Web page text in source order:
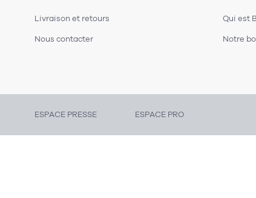
Livraison et retours
Nous contacter
Qui est
Notre
ESPACE PRESSE ESPACE PRO